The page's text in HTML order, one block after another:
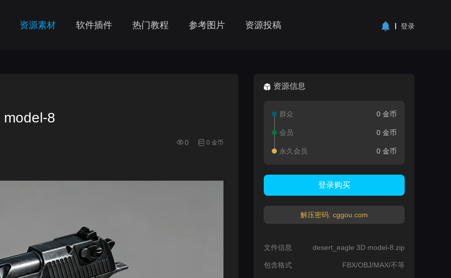
资源素材 软件插件 热门教程 参考图片 资源投稿 登录
8
0 0 金币
资源信息
群众 0 金币
会员 0 金币
永久会员 0 金币
登录购买
解压密码: cggou.com
文件信息 desert_eagle 3D model-8.zip
包含格式 FBX/OBJ/MAX/不等